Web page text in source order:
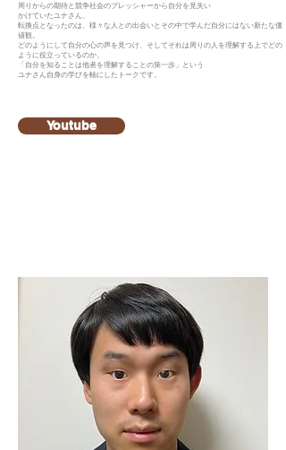
周りからの期待と競争社会のプレッシャーから自分を見失い
かけていたユナさん。
転換点となったのは、様々な人との出会いとその中で学んだ自分にはない新たな価
値観。
どのようにして自分の心の声を見つけ、そしてそれは周りの人を理解する上でどの
ように役立っているのか。
「自分を知ることは他者を理解することの第一歩」という
ユナさん自身の学びを軸にしたトークです。​
Youtube